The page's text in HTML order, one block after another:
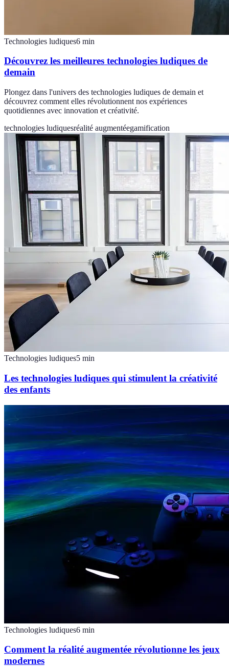
Technologies ludiques6 min
Découvrez les meilleures technologies ludiques de
demain
Plongez dans l'univers des technologies ludiques de demain et
découvrez comment elles révolutionnent nos expériences
quotidiennes avec innovation et créativité.
technologies ludiquesréalité augmentéegamification
Technologies ludiques5 min
Les technologies ludiques qui stimulent la créativité
des enfants
Technologies ludiques6 min
Comment la réalité augmentée révolutionne les jeux
modernes